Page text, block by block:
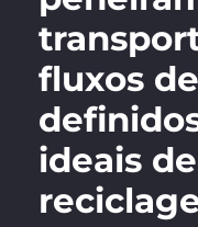
fluxos
ideais